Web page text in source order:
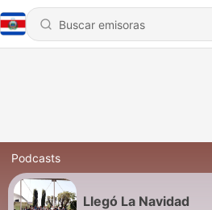
Podcasts
Llegó La Navidad